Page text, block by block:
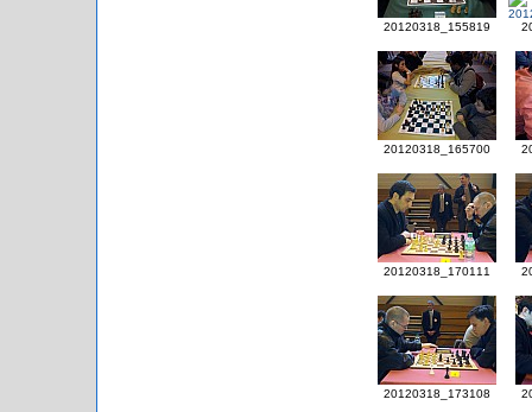
20120318_155819
20120318_165700
20120318_170111
20120318_173108